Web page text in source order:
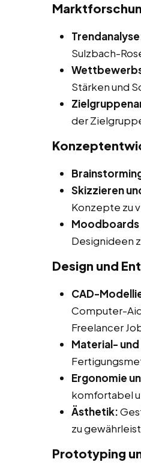
Sulzbach-
Stärken und
der
Skizzieren
Konzepte zu
Designideen
Design und
CAD-
Computer-
Freelancer
Material-
Ergonomie
komfortabel
Ästhetik:
zu
Prototyping